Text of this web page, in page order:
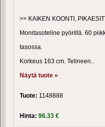
>> KAIKEN KOONTI,
Monitasoteline pyörillä. 60
tasossa.
Korkeus 163 cm. Telineen..
Näytä tuote »
Tuote: 1148888
Hinta: 96.33 €